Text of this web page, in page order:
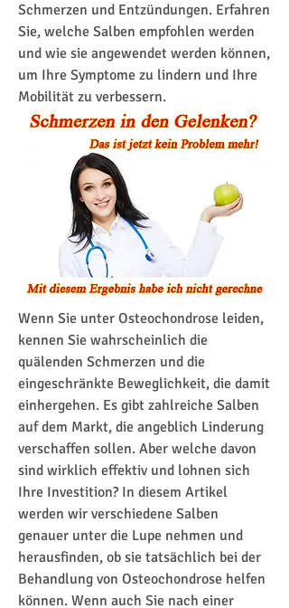
Schmerzen und Entzündungen. Erfahren
Sie, welche Salben empfohlen werden
und wie sie angewendet werden können,
um Ihre Symptome zu lindern und Ihre
Mobilität zu verbessern.
Wenn Sie unter Osteochondrose leiden,
kennen Sie wahrscheinlich die
quälenden Schmerzen und die
eingeschränkte Beweglichkeit, die damit
einhergehen. Es gibt zahlreiche Salben
auf dem Markt, die angeblich Linderung
verschaffen sollen. Aber welche davon
sind wirklich effektiv und lohnen sich
Ihre Investition? In diesem Artikel
werden wir verschiedene Salben
genauer unter die Lupe nehmen und
herausfinden, ob sie tatsächlich bei der
Behandlung von Osteochondrose helfen
können. Wenn auch Sie nach einer